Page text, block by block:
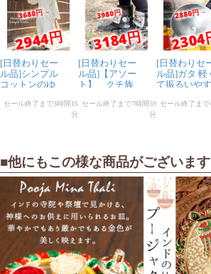
■他にもこの様な商品がございます